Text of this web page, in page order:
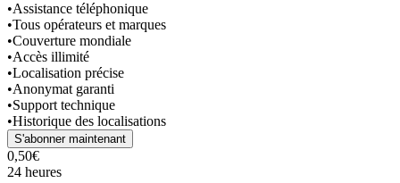
•Assistance téléphonique
•Tous opérateurs et marques
•Couverture mondiale
•Accès illimité
•Localisation précise
•Anonymat garanti
•Support technique
•Historique des localisations
S'abonner maintenant
0,50€
24 heures